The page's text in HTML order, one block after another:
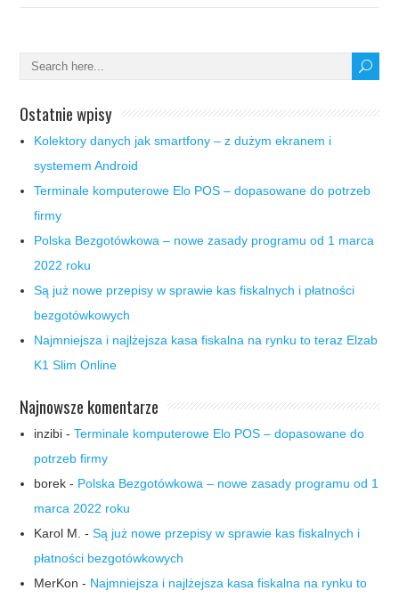
Ostatnie wpisy
Kolektory danych jak smartfony – z dużym ekranem i
systemem Android
Terminale komputerowe Elo POS – dopasowane do potrzeb
firmy
Polska Bezgotówkowa – nowe zasady programu od 1 marca
2022 roku
Są już nowe przepisy w sprawie kas fiskalnych i płatności
bezgotówkowych
Najmniejsza i najlżejsza kasa fiskalna na rynku to teraz Elzab
K1 Slim Online
Najnowsze komentarze
inzibi -Terminale komputerowe Elo POS – dopasowane do
potrzeb firmy
borek - Polska Bezgotówkowa – nowe zasady programu od 1
marca 2022 roku
Karol M. -Są już nowe przepisy w sprawie kas fiskalnych i
płatności bezgotówkowych
MerKon - Najmniejsza i najlżejsza kasa fiskalna na rynku to